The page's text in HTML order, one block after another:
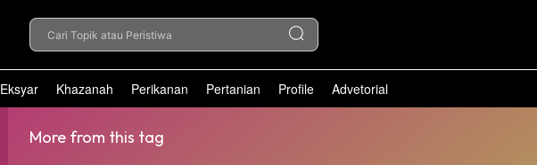
Cari Topik atau Peristiwa
Eksyar Khazanah Perikanan Pertanian Profile Advetorial
More from this tag